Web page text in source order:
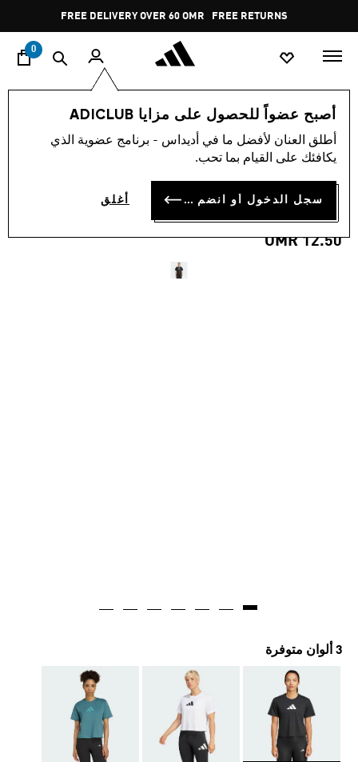
Pause
promotion
rotation
FREE DELIVERY OVER 60 OMR FREE RETURNS
0
أصبح عضواً للحصول على مزايا ADICLUB
أطلق العنان لأفضل ما في أديداس - برنامج عضوية الذي
يكافئك على القيام بما تحب.
سجل الدخول أو انضم الآن أغلق
النساء ملابس
تيشيرت TRAIN ESSENTIALS
BIG LOGO PERFORMANCE
TRAINING
OMR 12.50
3 ألوان متوفرة